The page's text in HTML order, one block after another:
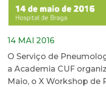
14 MAI 2016
O Serviço de
a Academia CUF
Maio, o X Workshop de